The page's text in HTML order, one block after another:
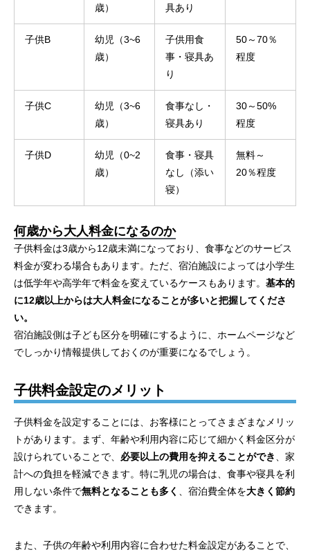
歳）
具あり
子供B
幼児（3~6
歳）
子供用食
事・寝具あ
り
50～70％
程度
子供C
幼児（3~6
歳）
食事なし・
寝具あり
30～50%
程度
子供D
幼児（0~2
歳）
食事・寝具
なし（添い
寝）
無料～
20％程度
何歳から大人料金になるのか
子供料金は3歳から12歳未満になっており、食事などのサービス
料金が変わる場合もあります。ただ、宿泊施設によっては小学生
は低学年や高学年で料金を変えているケースもあります。 基本的
に12歳以上からは大人料金になることが多いと把握してくださ
い。
宿泊施設側は子ども区分を明確にするように、ホームページなど
でしっかり情報提供しておくのが重要になるでしょう。
子供料金設定のメリット
子供料金を設定することには、お客様にとってさまざまなメリッ
トがあります。まず、年齢や利用内容に応じて細かく料金区分が
設けられていることで、 必要以上の費用を抑えることができ
、家
計への負担を軽減できます。特に乳児の場合は、食事や寝具を利
用しない条件で無料となることも多く 、宿泊費全体を大きく節約
できます。
また、子供の年齢や利用内容に合わせた料金設定があることで、